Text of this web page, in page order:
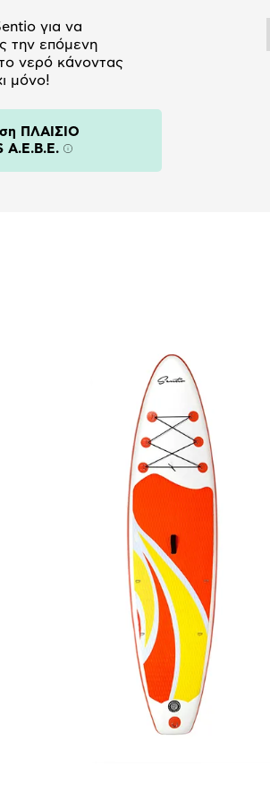
για να
την επόμενη
νερό κάνοντας
μόνο!
ΠΛΑΙΣΙΟ
A.E.B.E. Πληροφορίες